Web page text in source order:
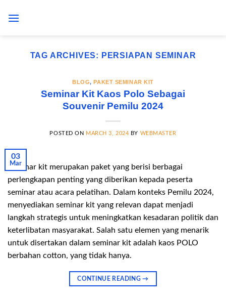
TAG ARCHIVES: PERSIAPAN SEMINAR
BLOG,PAKET SEMINAR KIT
Seminar Kit Kaos Polo Sebagai
Souvenir Pemilu 2024
POSTED ON MARCH 3, 2024 BY WEBMASTER
03
Mar
Seminar kit merupakan paket yang berisi berbagai
perlengkapan penting yang diberikan kepada peserta
seminar atau acara pelatihan. Dalam konteks Pemilu 2024,
menyediakan seminar kit yang relevan dapat menjadi
langkah strategis untuk meningkatkan kesadaran politik dan
keterlibatan masyarakat. Salah satu elemen yang menarik
untuk disertakan dalam seminar kit adalah kaos POLO
berbahan cotton, yang tidak hanya.
CONTINUE READING→